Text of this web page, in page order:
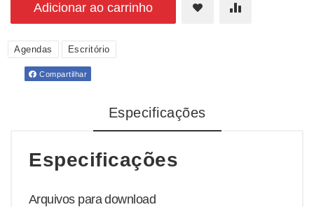
Adicionar ao carrinho
Agendas Escritório
Compartilhar
Especificações
Especificações
Arquivos para download